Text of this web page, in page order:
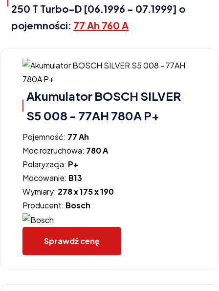
250 T Turbo-D [06.1996 - 07.1999] o
pojemności: 77 Ah 760 A
Akumulator BOSCH SILVER
S5 008 - 77AH 780A P+
Pojemność: 77 Ah
Moc rozruchowa: 780 A
Polaryzacja: P+
Mocowanie: B13
Wymiary: 278 x 175 x 190
Producent: Bosch
Sprawdź cenę